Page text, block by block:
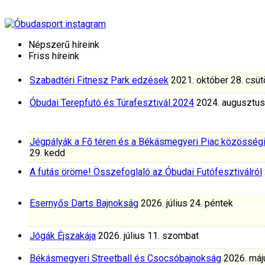
Népszerű híreink
Friss híreink
Szabadtéri Fitnesz Park edzések 2021. október 28.
Óbudai Terepfutó és Túrafesztivál 2024 2024.
Jégpályák a Fő téren és a Békásmegyeri Piac
29. kedd
A futás öröme! Összefoglaló az Óbudai Futófesztiválról
Esernyős Darts Bajnokság 2026. július 24. péntek
Jógák Éjszakája 2026. július 11. szombat
Békásmegyeri Streetball és Csocsóbajnokság 2026.